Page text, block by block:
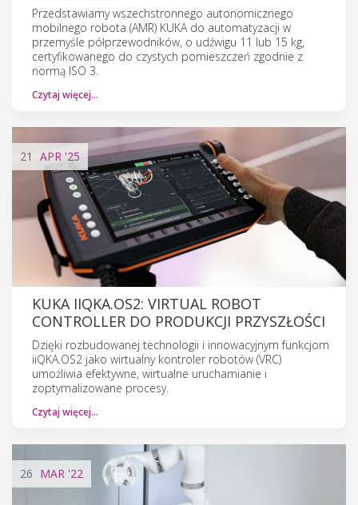
Przedstawiamy wszechstronnego autonomicznego
mobilnego robota (AMR) KUKA do automatyzacji w
przemyśle półprzewodników, o udźwigu 11 lub 15 kg,
certyfikowanego do czystych pomieszczeń zgodnie z
normą ISO 3.
Czytaj więcej…
21 APR '25
KUKA IIQKA.OS2: VIRTUAL ROBOT
CONTROLLER DO PRODUKCJI PRZYSZŁOŚCI
Dzięki rozbudowanej technologii i innowacyjnym funkcjom
iiQKA.OS2 jako wirtualny kontroler robotów (VRC)
umożliwia efektywne, wirtualne uruchamianie i
zoptymalizowane procesy.
Czytaj więcej…
26 MAR '22